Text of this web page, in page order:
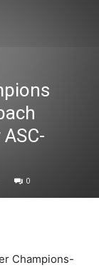
0
Champions-